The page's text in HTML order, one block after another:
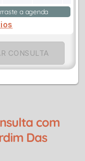
a agenda
CONSULTA
com
Das